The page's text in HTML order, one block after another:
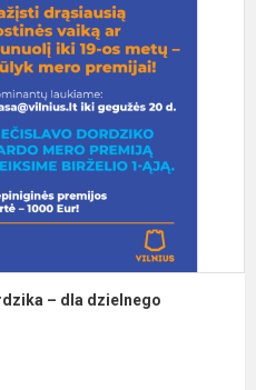
– dla dzielnego